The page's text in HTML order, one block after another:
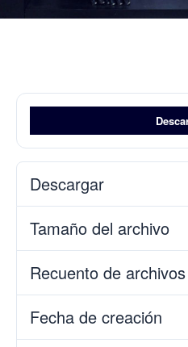
Descargar
Tamaño del archivo
Recuento de archivos
Fecha de creación